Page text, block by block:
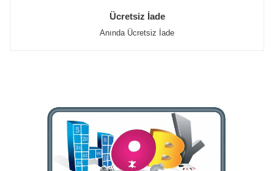
Ücretsiz İade
Anında Ücretsiz İade